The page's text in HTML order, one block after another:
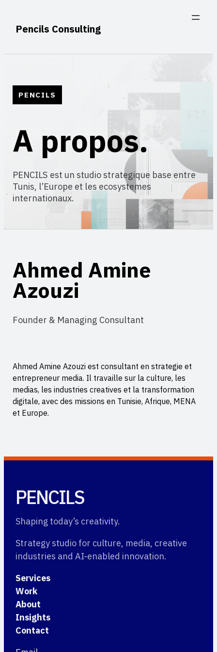
contenu
Pencils Consulting
PENCILS
A propos.
PENCILS est un studio strategique base entre
Tunis, l’Europe et les ecosystemes
internationaux.
Ahmed Amine
Azouzi
Founder & Managing Consultant
Ahmed Amine Azouzi est consultant en strategie et
entrepreneur media. Il travaille sur la culture, les
medias, les industries creatives et la transformation
digitale, avec des missions en Tunisie, Afrique, MENA
et Europe.
PENCILS
Shaping today’s creativity.
Strategy studio for culture, media, creative
industries and AI-enabled innovation.
Services
Work
About
Insights
Contact